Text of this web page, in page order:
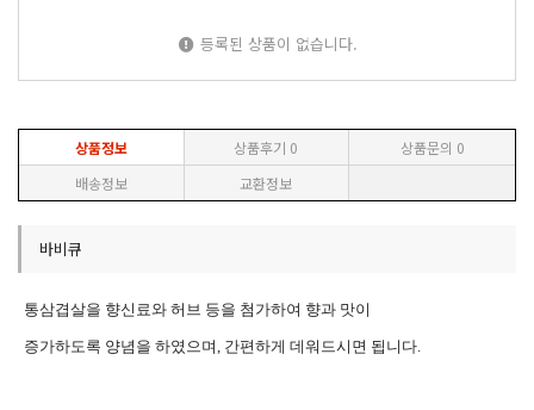
등록된 상품이 없습니다.
상품정보 상품후기 0 상품문의 0
배송정보
교환정보
바비큐
통삼겹살을 향신료와 허브 등을 첨가하여 향과 맛이
증가하도록 양념을 하였으며, 간편하게 데워드시면 됩니다.